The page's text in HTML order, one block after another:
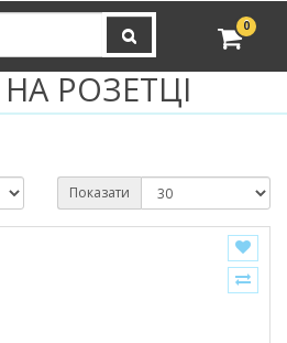
0
РОЗЕТЦІ
Показати